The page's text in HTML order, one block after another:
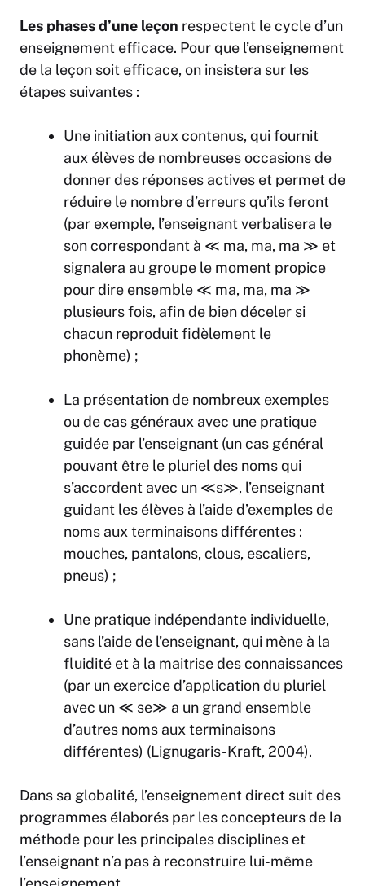
Les phases d’une leçon respectent le cycle d’un
enseignement efficace. Pour que l’enseignement
de la leçon soit efficace, on insistera sur les
étapes suivantes :
Une initiation aux contenus, qui fournit
aux élèves de nombreuses occasions de
donner des réponses actives et permet de
réduire le nombre d’erreurs qu’ils feront
(par exemple, l’enseignant verbalisera le
son correspondant à ≪ ma, ma, ma ≫ et
signalera au groupe le moment propice
pour dire ensemble ≪ ma, ma, ma ≫
plusieurs fois, afin de bien déceler si
chacun reproduit fidèlement le
phonème) ;
La présentation de nombreux exemples
ou de cas généraux avec une pratique
guidée par l’enseignant (un cas général
pouvant être le pluriel des noms qui
s’accordent avec un ≪s≫, l’enseignant
guidant les élèves à l’aide d’exemples de
noms aux terminaisons différentes :
mouches, pantalons, clous, escaliers,
pneus) ;
Une pratique indépendante individuelle,
sans l’aide de l’enseignant, qui mène à la
fluidité et à la maitrise des connaissances
(par un exercice d’application du pluriel
avec un ≪ se≫ a un grand ensemble
d’autres noms aux terminaisons
différentes) (Lignugaris-Kraft, 2004).
Dans sa globalité, l’enseignement direct suit des
programmes élaborés par les concepteurs de la
méthode pour les principales disciplines et
l’enseignant n’a pas à reconstruire lui-même